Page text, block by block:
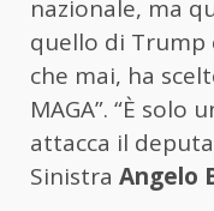
nazionale, ma
quello di Trump
che mai, ha
MAGA”. “È solo
attacca il
Sinistra Angelo